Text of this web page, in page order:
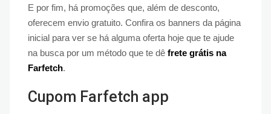
E por fim, há promoções que, além de desconto,
oferecem envio gratuito. Confira os banners da página
inicial para ver se há alguma oferta hoje que te ajude
na busca por um método que te dê frete grátis na
Farfetch.
Cupom Farfetch app